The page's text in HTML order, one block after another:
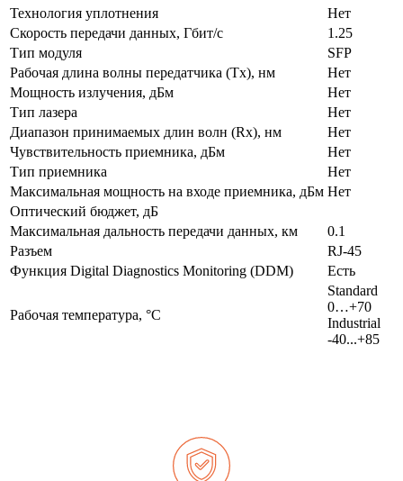
Технология уплотнения
Нет
Скорость передачи данных, Гбит/с
1.25
Тип модуля
SFP
Рабочая длина волны передатчика (Tx), нм
Нет
Мощность излучения, дБм
Нет
Тип лазера
Нет
Диапазон принимаемых длин волн (Rx), нм
Нет
Чувствительность приемника, дБм
Нет
Тип приемника
Нет
Максимальная мощность на входе приемника, дБм Нет
Оптический бюджет, дБ
Максимальная дальность передачи данных, км
0.1
Разъем
RJ-45
Функция Digital Diagnostics Monitoring (DDM)
Есть
Рабочая температура, °C
Standard
0…+70
Industrial
-40...+85